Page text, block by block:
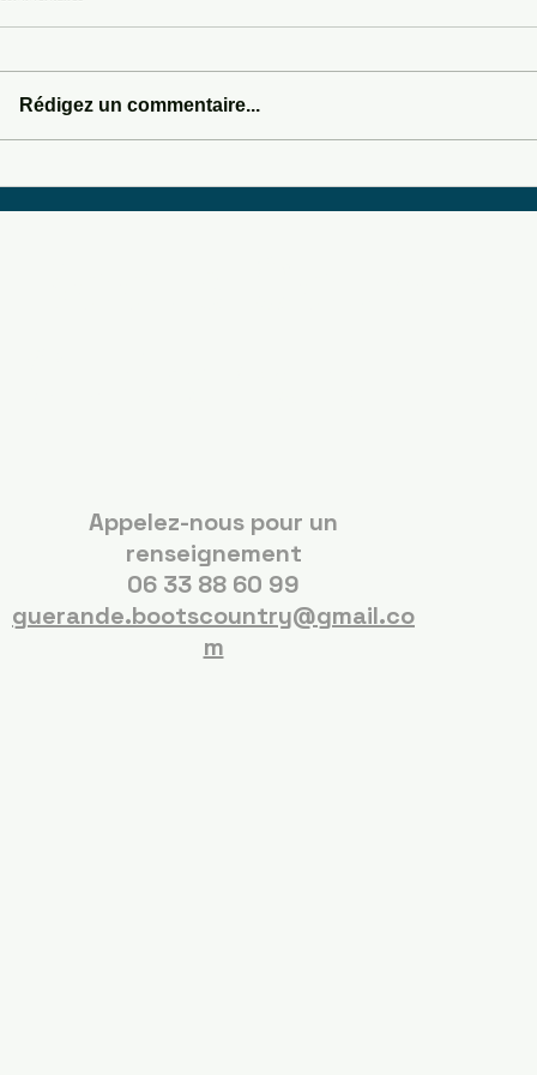
SOMEWHERE IN SEDONA
Rédigez un commentaire...
Appelez-nous pour un
renseignement
06 33 88 60 99
guerande.bootscountry@gmail.co
m